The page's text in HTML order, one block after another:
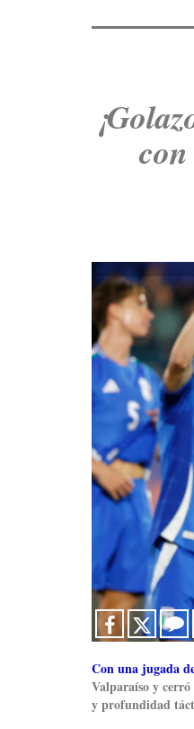
Con una jugada
Valparaíso y
y profundidad